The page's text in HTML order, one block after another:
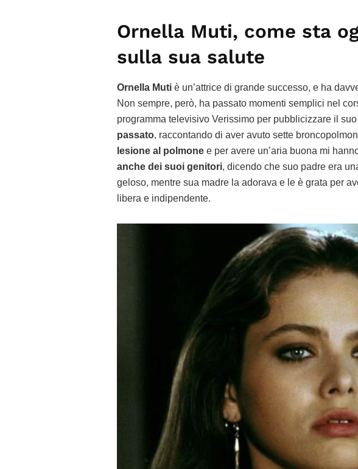
Ornella Muti, come sta
sulla sua salute
Ornella Muti è un’attrice di grande successo, e ha
Non sempre, però, ha passato momenti semplici nel
programma televisivo Verissimo per pubblicizzare il
passato, raccontando di aver avuto sette
lesione al polmone e per avere un’aria buona mi
anche dei suoi genitori, dicendo che suo padre era
geloso, mentre sua madre la adorava e le è grata per
libera e indipendente.